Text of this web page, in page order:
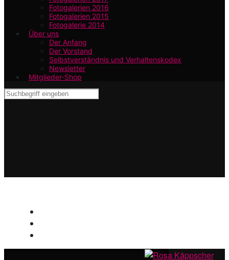
Fotogalerien 2016
Fotogalerien 2015
Fotogalerie 2014
Über uns
Der Anfang
Der Vorstand
Selbstverständnis und Verhaltenskodex
Newsletter
Mitglieder-Shop